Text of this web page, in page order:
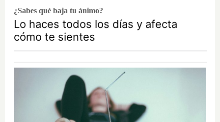
¿Sabes qué baja tu ánimo?
Lo haces todos los días y afecta
cómo te sientes